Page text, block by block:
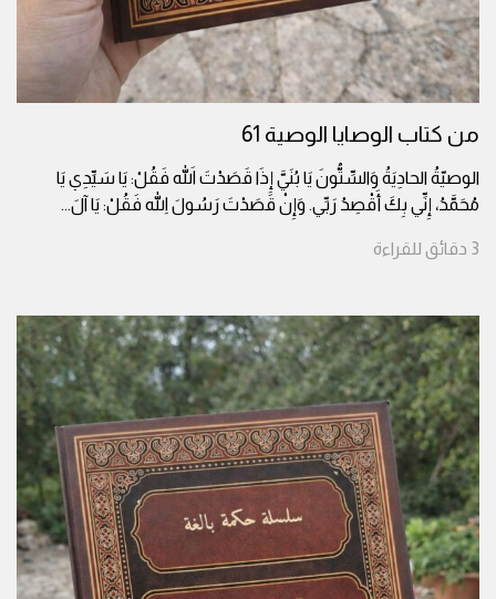
من كتاب الوصايا الوصية 61
الوصيّةُ الحادِيَةُ وَالسِّتُّونَ يَا بُنَيَّ إِذَا قَصَدْتَ اللهَ فَقُلْ: يَا سَيِّدِي يَا
مُحَمَّدُ، إِنِّي بِكَ أَقْصِدُ رَبِّي. وَإِنْ قَصَدْتَ رَسُولَ اللهِ فَقُلْ: يَا آلَ...
3 دقائق للقراءة